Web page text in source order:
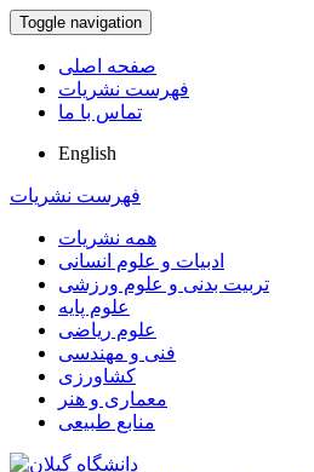
Toggle navigation
صفحه اصلی
فهرست نشریات
تماس با ما
English
فهرست نشریات
همه نشریات
ادبیات و علوم انسانی
تربیت بدنی و علوم ورزشی
علوم پایه
علوم ریاضی
فنی و مهندسی
کشاورزی
معماری و هنر
منابع طبیعی